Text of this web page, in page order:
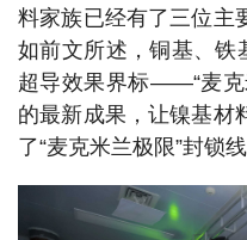
料家族已经有了三位主
如前文所述，铜基、铁
超导效果界标——“麦克
的最新成果，让镍基材
了“麦克米兰极限”封锁线